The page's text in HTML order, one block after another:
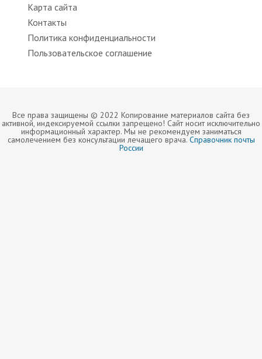
Карта сайта
Контакты
Политика конфиденциальности
Пользовательское соглашение
Все права защищены © 2022 Копирование материалов сайта без
активной, индексируемой ссылки запрещено! Сайт носит исключительно
информационный характер. Мы не рекомендуем заниматься
самолечением без консультации лечащего врача.Справочник почты
России